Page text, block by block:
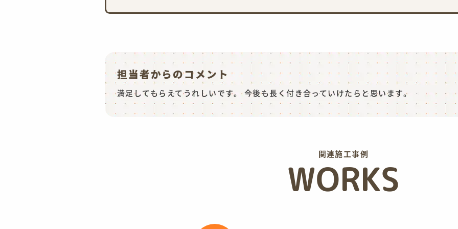
担当者からのコメント
満足してもらえてうれしいです。 今後も長く付き合っていけたらと思います。
関連施工事例
WORKS